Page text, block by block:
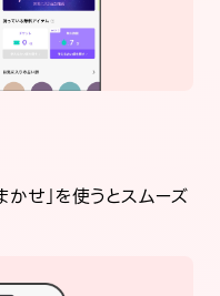
かせ」を使うとスムーズ